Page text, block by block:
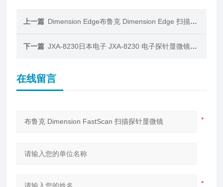
上一篇 Dimension Edge布鲁克 Dimension Edge 扫描探针显微镜
下一篇 JXA-8230日本电子 JXA-8230 电子探针显微镜分析仪
在线留言